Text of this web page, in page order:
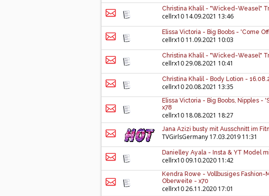
Christina Khalil - "Wicked-Weasel"
cellrx10 14.09.2021 13:46
Elissa Victoria - Big Boobs - 'Come
cellrx10 11.09.2021 10:03
Christina Khalil - "Wicked-Weasel"
cellrx1029.08.2021 10:41
Christina Khalil - Body Lotion -
cellrx1020.08.2021 13:35
Elissa Victoria - Big Boobs, Nipples -
x78
cellrx10 18.08.2021 18:27
Jana Azizi busty mit Ausschnitt im
TVGirlsGermany 17.03.2019 11:31
Danielley Ayala - Insta & YT Model
cellrx10 09.10.2020 11:42
Kendra Rowe - Vollbusiges
Oberweite - x70
cellrx1026.11.2020 17:01